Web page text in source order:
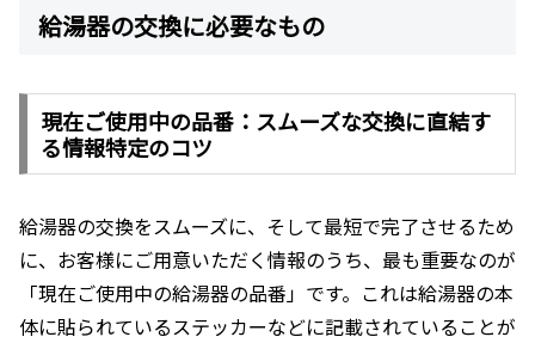
給湯器の交換に必要なもの
現在ご使用中の品番：スムーズな交換に直結す
る情報特定のコツ
給湯器の交換をスムーズに、そして最短で完了させるため
に、お客様にご用意いただく情報のうち、最も重要なのが
「現在ご使用中の給湯器の品番」です。これは給湯器の本
体に貼られているステッカーなどに記載されていることが